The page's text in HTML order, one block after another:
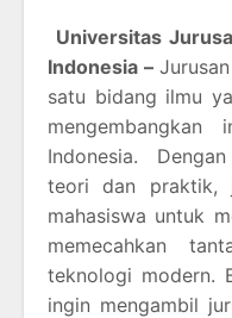
Universitas
Indonesia –
satu bidang ilmu
Indonesia.
teori dan praktik,
mahasiswa untuk
memecahkan
teknologi modern.
ingin mengambil